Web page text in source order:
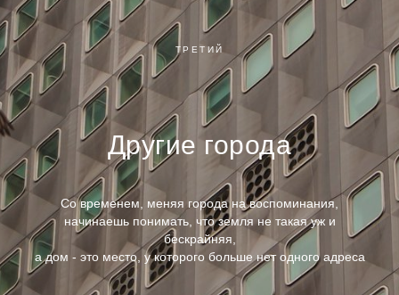
ТРЕТИЙ
Другие города
Со временем, меняя города на воспоминания,
начинаешь понимать, что земля не такая уж и
бескрайняя,
а дом - это место, у которого больше нет одного адреса